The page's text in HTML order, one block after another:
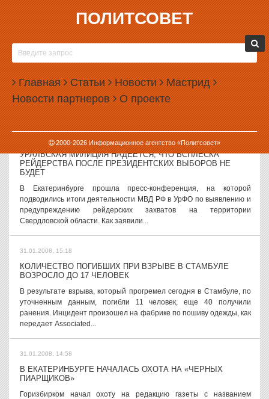
ПОЛИТСОВЕТ
Главная Статьи Новости Мастрид
Новости партнеров О проекте
2000-2026Информационное агентство «Политсовет»
31.01.2008, 16:01
ГЕННАДИЯ ЗЮГАНОВА ВСЕ ЖЕ УГОВОРИЛИ
ПОДЕБАТИРОВАТЬ ДАЖЕ БЕЗ МЕДВЕДЕВА
Лидер КПРФ Геннадий Зюганов передумал отказываться от
участия в теледебатах в рамках избирательной кампании. Об этом
сообщает РИА «Новости» со ссылкой на руководителя
предвыборного штаба коммуниста,...
31.01.2008, 15:39
УРАЛЬСКАЯ МИЛИЦИЯ НАДЕЕТСЯ, ЧТО ВСПЛЕСКА
РЕЙДЕРСТВА ПОСЛЕ ПРЕЗИДЕНТСКИХ ВЫБОРОВ НЕ
БУДЕТ
В Екатеринбурге прошла пресс-конференция, на которой
подводились итоги деятельности МВД РФ в УрФО по выявлению и
предупреждению рейдерских захватов на территории
Свердловской области. Как заявили...
31.01.2008, 15:18
КОЛИЧЕСТВО ПОГИБШИХ ПРИ ВЗРЫВЕ В СТАМБУЛЕ
ВОЗРОСЛО ДО 17 ЧЕЛОВЕК
В результате взрыва, который прогремел сегодня в Стамбуле, по
уточненным данным, погибли 11 человек, еще 40 получили
ранения. Инцидент произошел на фабрике по пошиву одежды, как
передает Associated...
31.01.2008, 14:58
В ЕКАТЕРИНБУРГЕ НАЧАЛАСЬ ОХОТА НА «ЧЕРНЫХ
ПИАРЩИКОВ»
Горизбирком начал охоту на редакцию газеты с названием